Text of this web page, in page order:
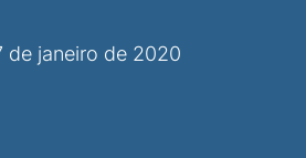
de janeiro de 2020